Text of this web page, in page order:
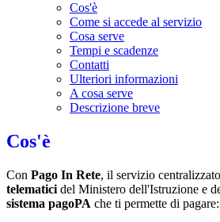
Cos'è
Come si accede al servizio
Cosa serve
Tempi e scadenze
Contatti
Ulteriori informazioni
A cosa serve
Descrizione breve
Cos'è
Con Pago In Rete, il servizio centralizzato
telematici del Ministero dell'Istruzione e
sistema pagoPA che ti permette di pagare: